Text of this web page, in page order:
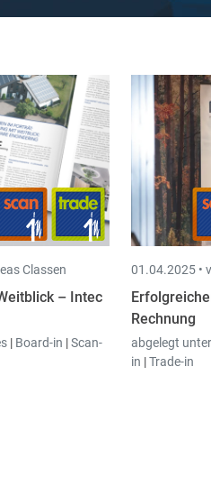
Classen
– Intec
| Board-in |Scan-
01.04.2025 •
Rechnung
abgelegt
in |Trade-in